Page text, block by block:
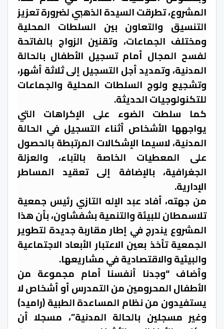
المشروع، تطرقت السيدة الذهبي لضرورة تعزيز
التنسيق والتعاون بين السلطات المحلية
ومختلف الجماعات، وتقنين الزواج بالفاتحة
لفسح المجال أمام تسجيل الأطفال بالحالة
المدنية، وتمديد أجل التسجيل إلى ثلاثة أشهر،
وتشجيع ولوج السلطات المحلية والجماعات
للتكنولوجيات الحديثة.
كما سلطت الضوء على الإكراهات التي
يواجهها الأشخاص أثناء التسجيل في الحالة
المدنية، لاسيما الإشكالات المرتبطة بالحصول
على المعطيات الخاصة بالآباء، والعزلة
الجغرافية، بالإضافة إلى تعقيد المساطر
الإدارية.
من جهته، أفاد عبد الإله التازي رئيس جمعية
تلاسمطان للبيئة والتنمية بشفشاون، بأن هذا
المشروع يندرج في إطار مقاربة جديدة لتطوير
الجمعية تأخذ بعين الاعتبار الأبعاد الاجتماعية
والبيئية والاقتصادية في مشاريعها.
وأضاف “وجدنا أنفسنا أمام مجموعة من
الأطفال المحرومين من التمدرس أو أشخاص لا
يستفيدون من نظام المساعدة الطبية (راميد)
وغير مسجلين بالحالة المدنية”، مسجلا أن